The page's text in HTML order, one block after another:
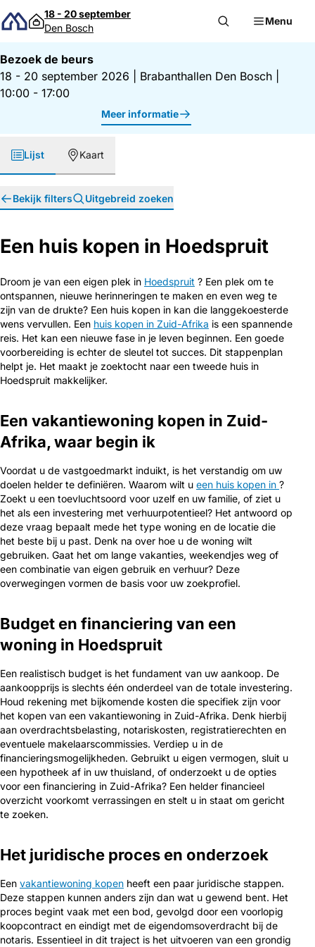
Direct naar inhoud
18 - 20 september
Den Bosch
Menu
Bezoek de beurs
18 - 20 september 2026
Brabanthallen Den Bosch
10:00 - 17:00
Meer informatie
Lijst Kaart
Bekijk filters Uitgebreid zoeken
Een huis kopen in Hoedspruit
Droom je van een eigen plek in Hoedspruit ? Een plek om te
ontspannen, nieuwe herinneringen te maken en even weg te
zijn van de drukte? Een huis kopen in kan die langgekoesterde
wens vervullen. Een huis kopen in Zuid-Afrika is een spannende
reis. Het kan een nieuwe fase in je leven beginnen. Een goede
voorbereiding is echter de sleutel tot succes. Dit stappenplan
helpt je. Het maakt je zoektocht naar een tweede huis in
Hoedspruit makkelijker.
Een vakantiewoning kopen in Zuid-
Afrika, waar begin ik
Voordat u de vastgoedmarkt induikt, is het verstandig om uw
doelen helder te definiëren. Waarom wilt u een huis kopen in ?
Zoekt u een toevluchtsoord voor uzelf en uw familie, of ziet u
het als een investering met verhuurpotentieel? Het antwoord op
deze vraag bepaalt mede het type woning en de locatie die
het beste bij u past. Denk na over hoe u de woning wilt
gebruiken. Gaat het om lange vakanties, weekendjes weg of
een combinatie van eigen gebruik en verhuur? Deze
overwegingen vormen de basis voor uw zoekprofiel.
Budget en financiering van een
woning in Hoedspruit
Een realistisch budget is het fundament van uw aankoop. De
aankoopprijs is slechts één onderdeel van de totale investering.
Houd rekening met bijkomende kosten die specifiek zijn voor
het kopen van een vakantiewoning in Zuid-Afrika. Denk hierbij
aan overdrachtsbelasting, notariskosten, registratierechten en
eventuele makelaarscommissies. Verdiep u in de
financieringsmogelijkheden. Gebruikt u eigen vermogen, sluit u
een hypotheek af in uw thuisland, of onderzoekt u de opties
voor een financiering in Zuid-Afrika? Een helder financieel
overzicht voorkomt verrassingen en stelt u in staat om gericht
te zoeken.
Het juridische proces en onderzoek
Een vakantiewoning kopen heeft een paar juridische stappen.
Deze stappen kunnen anders zijn dan wat u gewend bent. Het
proces begint vaak met een bod, gevolgd door een voorlopig
koopcontract en eindigt met de eigendomsoverdracht bij de
notaris. Essentieel in dit traject is het uitvoeren van een grondig